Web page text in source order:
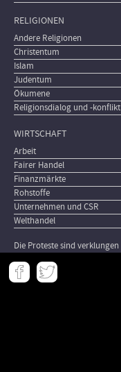
RELIGIONEN
Andere Religionen
Christentum
Islam
Judentum
Ökumene
Religionsdialog und -konflikt
WIRTSCHAFT
Arbeit
Fairer Handel
Finanzmärkte
Rohstoffe
Unternehmen und CSR
Welthandel
Die Proteste sind verklungen
Meta
-